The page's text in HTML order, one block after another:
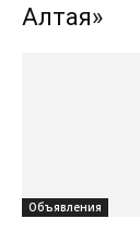
Алтая»
Объявления